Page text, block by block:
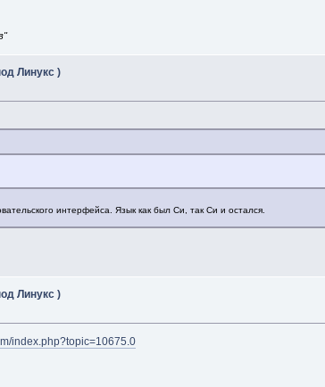
Линукс )
интерфейса. Язык как был Си, так Си и остался.
Линукс )
index.php?topic=10675.0